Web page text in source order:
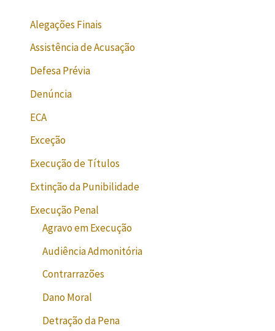
Alegações Finais
Assistência de Acusação
Defesa Prévia
Denúncia
ECA
Exceção
Execução de Títulos
Extinção da Punibilidade
Execução Penal
Agravo em Execução
Audiência Admonitória
Contrarrazões
Dano Moral
Detração da Pena